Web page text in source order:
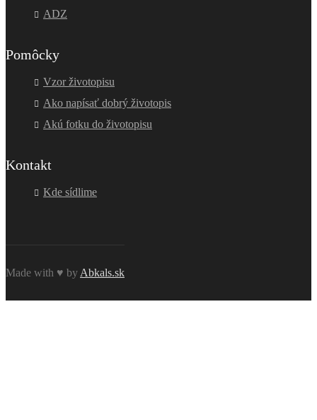
ADZ
Pomôcky
Vzor životopisu
Ako napísať dobrý životopis
Akú fotku do životopisu
Kontakt
Kde sídlime
Made with ♥ by Abkals.sk